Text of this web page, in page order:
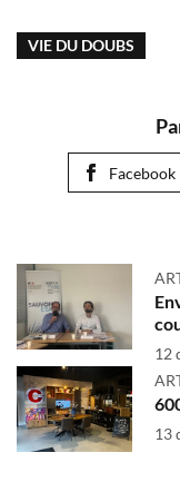
VIE DU DOUBS
Facebook
12
13